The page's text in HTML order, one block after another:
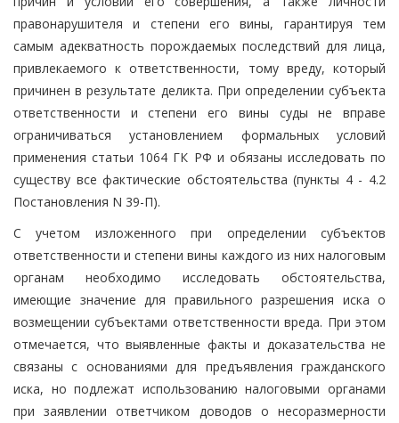
правонарушителя и степени его вины, гарантируя тем
самым адекватность порождаемых последствий для лица,
привлекаемого к ответственности, тому вреду, который
причинен в результате деликта. При определении субъекта
ответственности и степени его вины суды не вправе
ограничиваться установлением формальных условий
применения статьи 1064 ГК РФ и обязаны исследовать по
существу все фактические обстоятельства (пункты 4 - 4.2
Постановления N 39-П).
С учетом изложенного при определении субъектов
ответственности и степени вины каждого из них налоговым
органам необходимо исследовать обстоятельства,
имеющие значение для правильного разрешения иска о
возмещении субъектами ответственности вреда. При этом
отмечается, что выявленные факты и доказательства не
связаны с основаниями для предъявления гражданского
иска, но подлежат использованию налоговыми органами
при заявлении ответчиком доводов о несоразмерности